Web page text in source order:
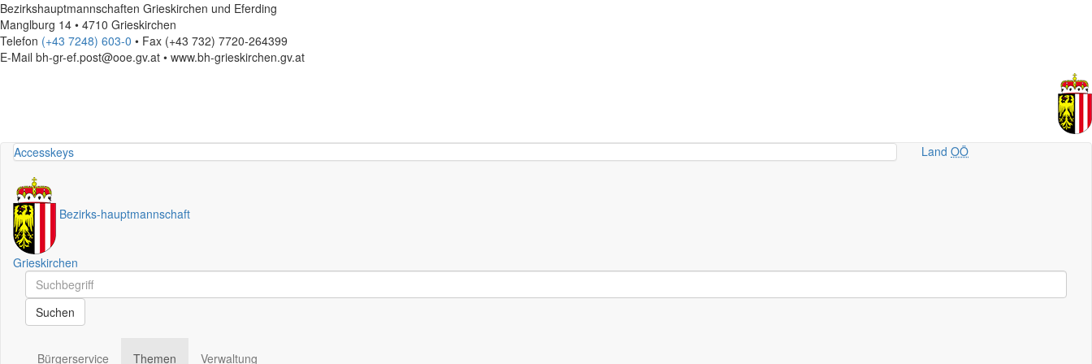
Bezirkshauptmannschaften Grieskirchen und Eferding
Manglburg 14 • 4710 Grieskirchen
Telefon (+43 7248) 603-0 • Fax (+43 732) 7720-264399
E-Mail bh-gr-ef.post@ooe.gv.at • www.bh-grieskirchen.gv.at
Accesskeys LandOÖ
Bezirks-hauptmannschaft
Grieskirchen
Schnellsuche
Schnellsuche
Suchen
Bürgerservice Themen Verwaltung